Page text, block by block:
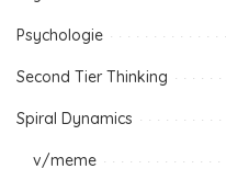
Psychologie
Second Tier Thinking
Spiral Dynamics
v/meme